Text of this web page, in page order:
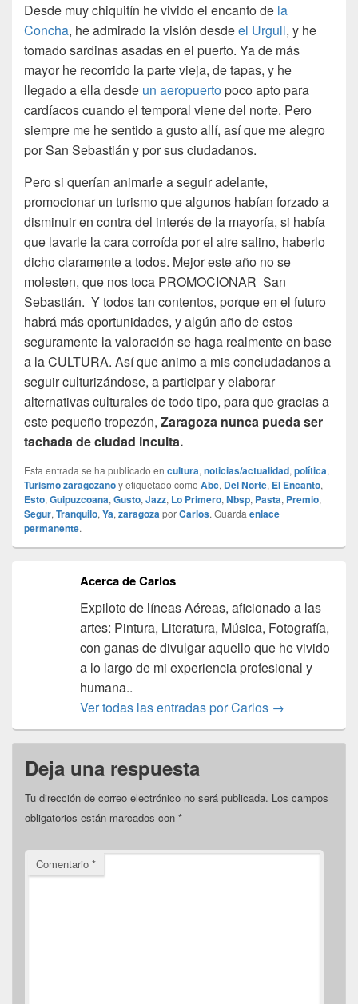
Desde muy chiquitín he vivido el encanto de la
Concha, he admirado la visión desdeel Urgull, y he
tomado sardinas asadas en el puerto. Ya de más
mayor he recorrido la parte vieja, de tapas, y he
llegado a ella desde un aeropuertopoco apto para
cardíacos cuando el temporal viene del norte. Pero
siempre me he sentido a gusto allí, así que me alegro
por San Sebastián y por sus ciudadanos.
Pero si querían animarle a seguir adelante,
promocionar un turismo que algunos habían forzado a
disminuir en contra del interés de la mayoría, si había
que lavarle la cara corroída por el aire salino, haberlo
dicho claramente a todos. Mejor este año no se
molesten, que nos toca PROMOCIONAR San
Sebastián. Y todos tan contentos, porque en el futuro
habrá más oportunidades, y algún año de estos
seguramente la valoración se haga realmente en base
a la CULTURA. Así que animo a mis conciudadanos a
seguir culturizándose, a participar y elaborar
alternativas culturales de todo tipo, para que gracias a
este pequeño tropezón, Zaragoza nunca pueda ser
tachada de ciudad inculta.
Esta entrada se ha publicado en cultura, noticias/actualidad, política,
Turismo zaragozanoy etiquetado como Abc, Del Norte, El Encanto,
Esto, Guipuzcoana, Gusto, Jazz, Lo Primero, Nbsp, Pasta, Premio,
Segur, Tranquilo, Ya, zaragozaporCarlos. Guarda enlace
permanente.
Acerca de Carlos
Expiloto de líneas Aéreas, aficionado a las
artes: Pintura, Literatura, Música, Fotografía,
con ganas de divulgar aquello que he vivido
a lo largo de mi experiencia profesional y
humana..
Ver todas las entradas por Carlos →
Deja una respuesta
Tu dirección de correo electrónico no será publicada. Los campos
obligatorios están marcados con *
Comentario *